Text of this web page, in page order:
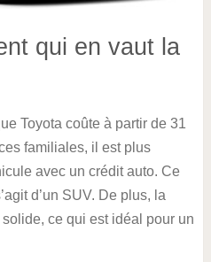
qui en vaut la
Toyota coûte à partir de 31
familiales, il est plus
avec un crédit auto. Ce
d’un SUV. De plus, la
ce qui est idéal pour un